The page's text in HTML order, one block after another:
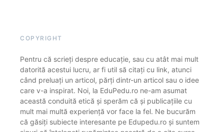
COPYRIGHT
Pentru că scrieți despre educație, sau cu atât mai mult
datorită acestui lucru, ar fi util să citați cu link, atunci
când preluați un articol, părți dintr-un articol sau o idee
care v-a inspirat. Noi, la EduPedu.ro ne-am asumat
această conduită etică și sperăm că și publicațiile cu
mult mai multă experiență vor face la fel. Ne bucurăm
că găsiți subiecte interesante pe Edupedu.ro și suntem